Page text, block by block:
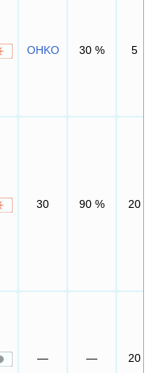
OHKO 30 % 5
30 90 % 20
— — 20